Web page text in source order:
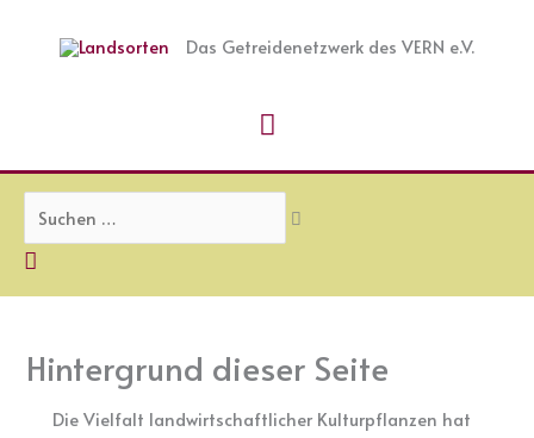
Das Getreidenetzwerk des VERN e.V.
Hauptmenü
Hintergrund dieser Seite
Die Vielfalt landwirtschaftlicher Kulturpflanzen hat